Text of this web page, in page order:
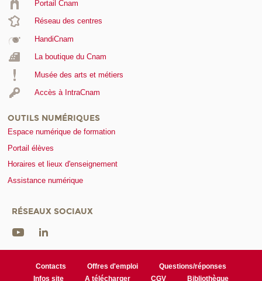
Portail Cnam
Réseau des centres
HandiCnam
La boutique du Cnam
Musée des arts et métiers
Accès à IntraCnam
OUTILS NUMÉRIQUES
Espace numérique de formation
Portail élèves
Horaires et lieux d'enseignement
Assistance numérique
RÉSEAUX SOCIAUX
Contacts Offres d'emploi
Questions/réponses
Infos site
A télécharger CGV Bibliothèque